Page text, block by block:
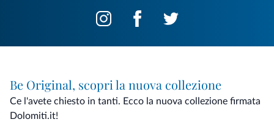
Be Original, scopri la nuova collezione
Ce l'avete chiesto in tanti. Ecco la nuova collezione firmata
Dolomiti.it!